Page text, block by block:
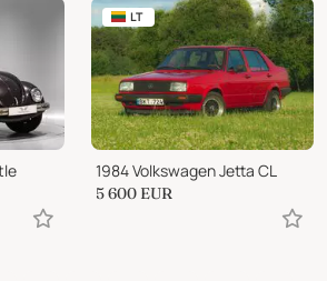
LT
1984 Volkswagen Jetta CL
5 600 EUR